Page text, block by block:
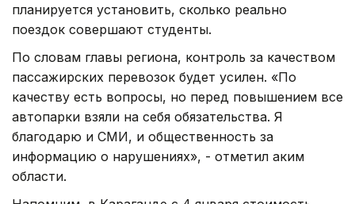
планируется установить, сколько реально
поездок совершают студенты.
По словам главы региона, контроль за качеством
пассажирских перевозок будет усилен. «По
качеству есть вопросы, но перед повышением все
автопарки взяли на себя обязательства. Я
благодарю и СМИ, и общественность за
информацию о нарушениях», - отметил аким
области.